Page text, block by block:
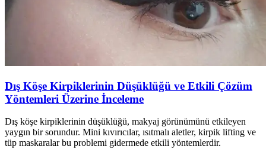
Dış Köşe Kirpiklerinin Düşüklüğü ve Etkili Çözüm
Yöntemleri Üzerine İnceleme
Dış köşe kirpiklerinin düşüklüğü, makyaj görünümünü etkileyen
yaygın bir sorundur. Mini kıvırıcılar, ısıtmalı aletler, kirpik lifting ve
tüp maskaralar bu problemi gidermede etkili yöntemlerdir.